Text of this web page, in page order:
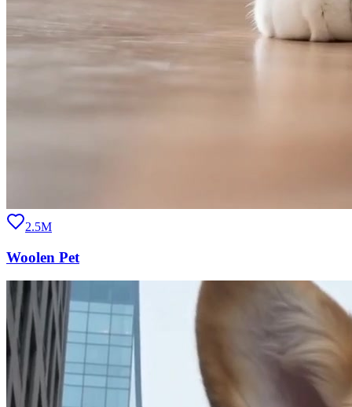
2.5M
Woolen Pet